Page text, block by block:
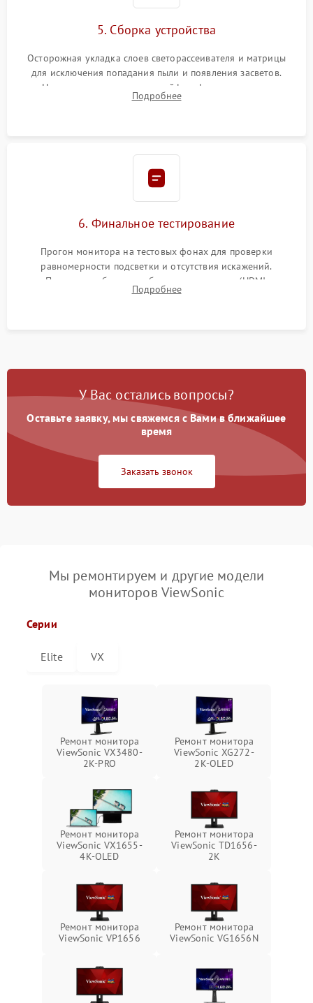
5. Сборка устройства
Осторожная укладка слоев светорассеивателя и матрицы
для исключения попадания пыли и появления засветов.
Надежное подключение шлейфов, фиксация плат и
аккуратное защелкивание пластикового корпуса монитора.
Подробнее
6. Финальное тестирование
Прогон монитора на тестовых фонах для проверки
равномерности подсветки и отсутствия искажений.
Проверка работоспособности всех портов (HDMI,
DisplayPort, VGA) и кнопок управления под нагрузкой в
Подробнее
У Вас остались вопросы?
Оставьте заявку, мы свяжемся с Вами в ближайшее
время
Заказать звонок
Мы ремонтируем и другие модели
мониторов ViewSonic
Серии
Elite VX
Ремонт монитора
ViewSonic VX3480-
2K-PRO
Ремонт монитора
ViewSonic XG272-
2K-OLED
Ремонт монитора
ViewSonic VX1655-
4K-OLED
Ремонт монитора
ViewSonic TD1656-
2K
Ремонт монитора
ViewSonic VP1656
Ремонт монитора
ViewSonic VG1656N